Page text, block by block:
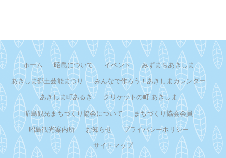
ホーム 昭島について イベント みずまちあきしま
あきしま郷土芸能まつり みんなで作ろう！あきしまカレンダー
あきしま町あるき クリケットの町 あきしま
昭島観光まちづくり協会について まちづくり協会会員
昭島観光案内所 お知らせ プライバシーポリシー
サイトマップ